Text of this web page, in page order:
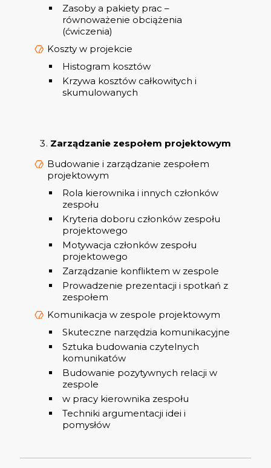
Zasoby a pakiety prac –
równoważenie obciążenia
(ćwiczenia)
Koszty w projekcie
Histogram kosztów
Krzywa kosztów całkowitych i
skumulowanych
Zarządzanie zespołem projektowym
Budowanie i zarządzanie zespołem
projektowym
Rola kierownika i innych członków
zespołu
Kryteria doboru członków zespołu
projektowego
Motywacja członków zespołu
projektowego
Zarządzanie konfliktem w zespole
Prowadzenie prezentacji i spotkań z
zespołem
Komunikacja w zespole projektowym
Skuteczne narzędzia komunikacyjne
Sztuka budowania czytelnych
komunikatów
Budowanie pozytywnych relacji w
zespole
w pracy kierownika zespołu
Techniki argumentacji idei i
pomysłów